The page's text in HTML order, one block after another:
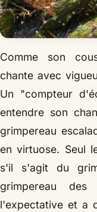
Comme son
chante avec
Un "compteur
entendre son
grimpereau
en virtuose. Seul
s'il s'agit du
grimpereau
l'expectative et a